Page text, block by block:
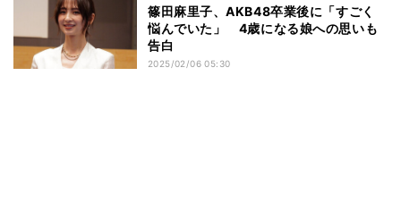
篠田麻里子、AKB48卒業後に「すごく
悩んでいた」 4歳になる娘への思いも
告白
2025/02/06 05:30